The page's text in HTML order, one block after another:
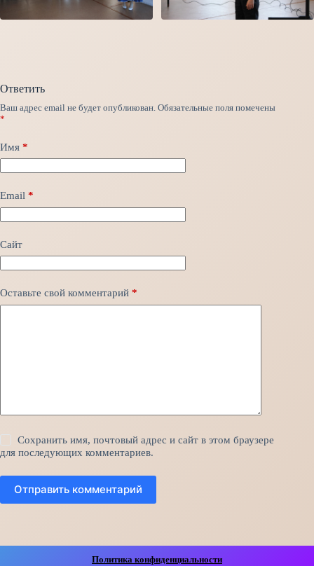
Ответить
Ваш адрес email не будет опубликован. Обязательные поля помечены
*
Имя *
Email *
Сайт
Оставьте свой комментарий *
Сохранить имя, почтовый адрес и сайт в этом браузере
для последующих комментариев.
Отправить комментарий
Политика конфиденциальности